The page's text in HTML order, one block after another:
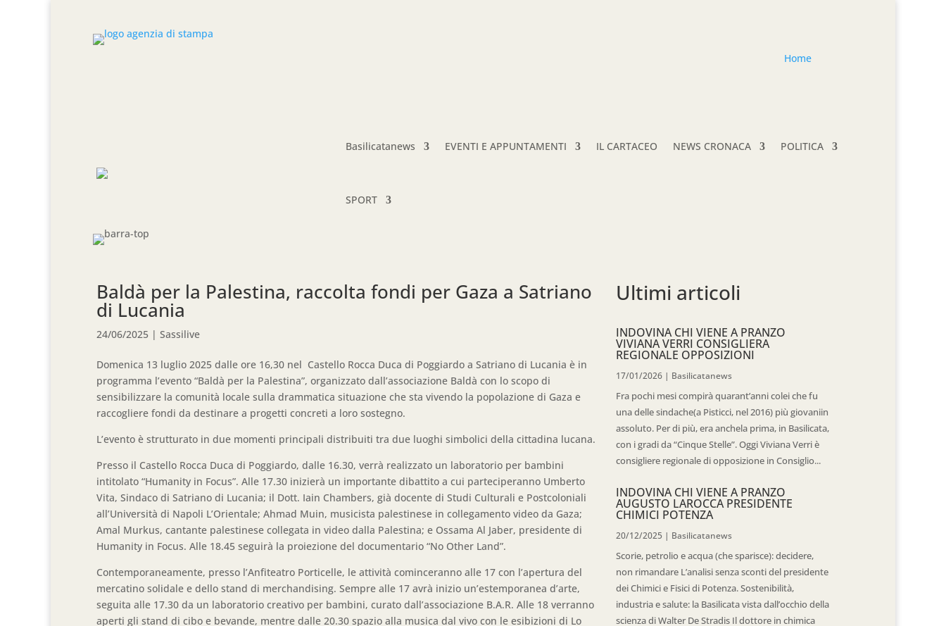
Home
Basilicatanews EVENTI E APPUNTAMENTI IL CARTACEO NEWS CRONACA POLITICA
SPORT
Baldà per la Palestina, raccolta fondi per Gaza a Satriano
di Lucania
24/06/2025 | Sassilive
Domenica 13 luglio 2025 dalle ore 16,30 nel Castello Rocca Duca di Poggiardo a Satriano di Lucania è in
programma l’evento “Baldà per la Palestina”, organizzato dall’associazione Baldà con lo scopo di
sensibilizzare la comunità locale sulla drammatica situazione che sta vivendo la popolazione di Gaza e
raccogliere fondi da destinare a progetti concreti a loro sostegno.
L’evento è strutturato in due momenti principali distribuiti tra due luoghi simbolici della cittadina lucana.
Presso il Castello Rocca Duca di Poggiardo, dalle 16.30, verrà realizzato un laboratorio per bambini
intitolato “Humanity in Focus”. Alle 17.30 inizierà un importante dibattito a cui parteciperanno Umberto
Vita, Sindaco di Satriano di Lucania; il Dott. Iain Chambers, già docente di Studi Culturali e Postcoloniali
all’Università di Napoli L’Orientale; Ahmad Muin, musicista palestinese in collegamento video da Gaza;
Amal Murkus, cantante palestinese collegata in video dalla Palestina; e Ossama Al Jaber, presidente di
Humanity in Focus. Alle 18.45 seguirà la proiezione del documentario “No Other Land”.
Contemporaneamente, presso l’Anfiteatro Porticelle, le attività cominceranno alle 17 con l’apertura del
mercatino solidale e dello stand di merchandising. Sempre alle 17 avrà inizio un’estemporanea d’arte,
seguita alle 17.30 da un laboratorio creativo per bambini, curato dall’associazione B.A.R. Alle 18 verranno
aperti gli stand di cibo e bevande, mentre dalle 20.30 spazio alla musica dal vivo con le esibizioni di Lo
Ultimi articoli
INDOVINA CHI VIENE A PRANZO
VIVIANA VERRI CONSIGLIERA
REGIONALE OPPOSIZIONI
17/01/2026 | Basilicatanews
Fra pochi mesi compirà quarant’anni colei che fu
una delle sindache(a Pisticci, nel 2016) più giovaniin
assoluto. Per di più, era anchela prima, in Basilicata,
con i gradi da “Cinque Stelle”. Oggi Viviana Verri è
consigliere regionale di opposizione in Consiglio...
INDOVINA CHI VIENE A PRANZO
AUGUSTO LAROCCA PRESIDENTE
CHIMICI POTENZA
20/12/2025 | Basilicatanews
Scorie, petrolio e acqua (che sparisce): decidere,
non rimandare L’analisi senza sconti del presidente
dei Chimici e Fisici di Potenza. Sostenibilità,
industria e salute: la Basilicata vista dall’occhio della
scienza di Walter De Stradis Il dottore in chimica